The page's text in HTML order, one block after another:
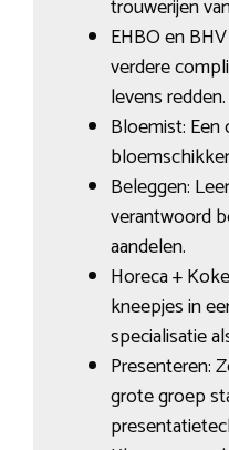
trouwerijen
EHBO en
verdere
levens redden.
Bloemist:
Beleggen:
verantwoord
aandelen.
Horeca +
kneepjes in
specialisatie
Presenteren:
grote groep